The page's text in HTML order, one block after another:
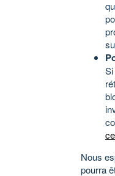
Nous
pourra